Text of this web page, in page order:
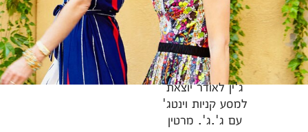
ג'ין לאודר יוצאת
למסע קניות וינטג'
עם ג'.ג'. מרטין